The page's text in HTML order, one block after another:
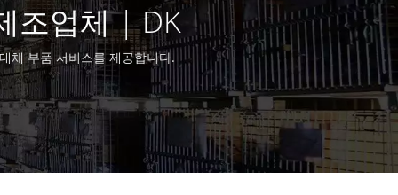
조업체 | DK
체 부품 서비스를 제공합니다.